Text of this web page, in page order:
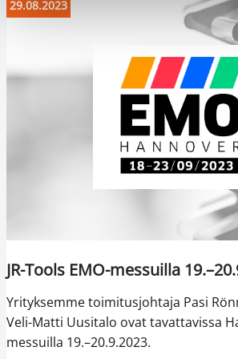
29.08.2023
JR-Tools EMO-messuilla
Yrityksemme toimitusjohtaja Pasi
Veli-Matti Uusitalo ovat tavattavissa
messuilla 19.–20.9.2023.